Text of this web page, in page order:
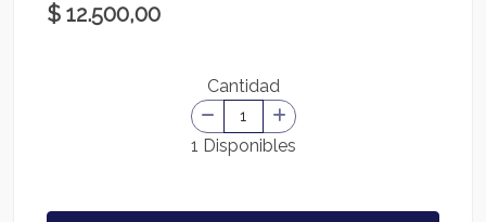
$ 12.500,00
Cantidad
1 Disponibles